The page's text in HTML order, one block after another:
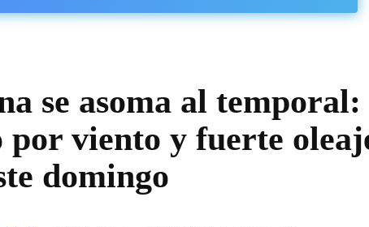
se asoma al temporal:
viento y fuerte
domingo